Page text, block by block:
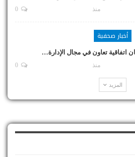
منذ
أخبار صحفية
اتفاقية تعاون في مجال الإدارة…
منذ
المزيد